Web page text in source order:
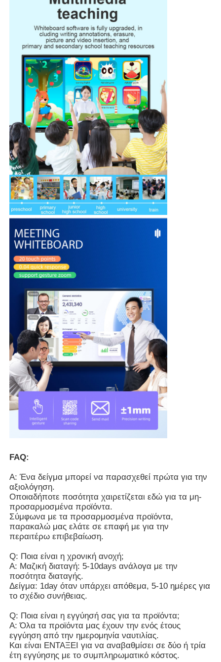
Έξυπνος νανο πίνακας
Διαλογική επίδειξη αιθουσών συνεδριάσεων
Ψηφιακός διαλογικός έξυπνος πίνακας
Κάθετο ψηφιακό σύστημα σηματοδότησης
Πάτωμα που στέκεται το διαλογικό περίπτερο
διαλογική επίπεδη οθόνη
Οριζόντιο περίπτερο οθόνης αφής
Διαλογικό whiteboard IR
Ευφυής πίνακας
Διαλογική επίπεδη οθόνη διασκέψεων
FAQ:
Α: Ένα δείγμα μπορεί να παρασχεθεί πρώτα για την
αξιολόγηση.
Οποιαδήποτε ποσότητα χαιρετίζεται εδώ για τα μη-
προσαρμοσμένα προϊόντα.
Σύμφωνα με τα προσαρμοσμένα προϊόντα,
παρακαλώ μας ελάτε σε επαφή με για την
περαιτέρω επιβεβαίωση.
Q: Ποια είναι η χρονική ανοχή;
Α: Μαζική διαταγή: 5-10days ανάλογα με την
ποσότητα διαταγής.
Δείγμα: 1day όταν υπάρχει απόθεμα, 5-10 ημέρες για
το σχέδιο συνήθειας.
Q: Ποια είναι η εγγύησή σας για τα προϊόντα;
Α: Όλα τα προϊόντα μας έχουν την ενός έτους
εγγύηση από την ημερομηνία ναυτιλίας.
Και είναι ΕΝΤΑΞΕΙ για να αναβαθμίσει σε δύο ή τρία
έτη εγγύησης με το συμπληρωματικό κόστος.